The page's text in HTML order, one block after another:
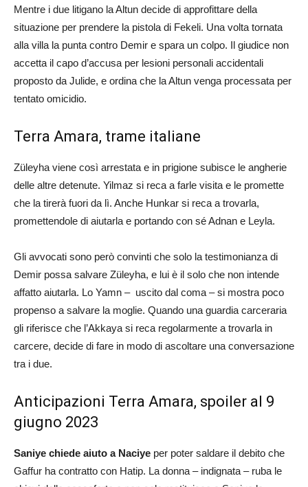
Mentre i due litigano la Altun decide di approfittare della
situazione per prendere la pistola di Fekeli. Una volta tornata
alla villa la punta contro Demir e spara un colpo. Il giudice non
accetta il capo d’accusa per lesioni personali accidentali
proposto da Julide, e ordina che la Altun venga processata per
tentato omicidio.
Terra Amara, trame italiane
Züleyha viene così arrestata e in prigione subisce le angherie
delle altre detenute. Yilmaz si reca a farle visita e le promette
che la tirerà fuori da lì. Anche Hunkar si reca a trovarla,
promettendole di aiutarla e portando con sé Adnan e Leyla.
Gli avvocati sono però convinti che solo la testimonianza di
Demir possa salvare Züleyha, e lui è il solo che non intende
affatto aiutarla. Lo Yamn – uscito dal coma – si mostra poco
propenso a salvare la moglie. Quando una guardia carceraria
gli riferisce che l’Akkaya si reca regolarmente a trovarla in
carcere, decide di fare in modo di ascoltare una conversazione
tra i due.
Anticipazioni Terra Amara, spoiler al 9
giugno 2023
Saniye chiede aiuto a Naciye per poter saldare il debito che
Gaffur ha contratto con Hatip. La donna – indignata – ruba le